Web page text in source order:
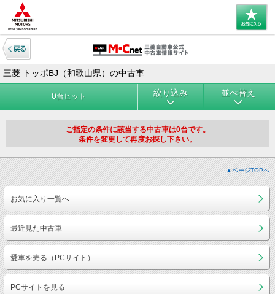
三菱 トッポBJ（和歌山県）の中古車
0台ヒット 絞り込み 並べ替え
ご指定の条件に該当する中古車は0台です。
条件を変更して再度お探し下さい。
▲ページTOPへ
お気に入り一覧へ
最近見た中古車
愛車を売る（PCサイト）
PCサイトを見る